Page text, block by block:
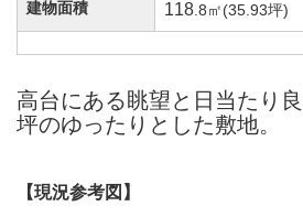
建物面積 118.8㎡(35.93坪)
高台にある眺望と日当たり
坪のゆったりとした敷地。
【現況参考図】